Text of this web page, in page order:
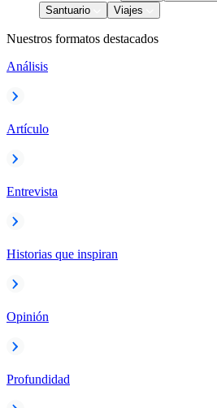
Santuario
Viajes
Nuestros formatos destacados
Análisis
Artículo
Entrevista
Historias que inspiran
Opinión
Profundidad